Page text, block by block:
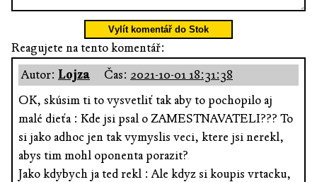
Vylít komentář do Stok
Reagujete na tento komentář:
Autor: Lojza Čas: 2021-10-01 18:31:38
OK, skúsim ti to vysvetliť tak aby to pochopilo aj
malé dieťa : Kde jsi psal o ZAMESTNAVATELI??? To
si jako adhoc jen tak vymyslis veci, ktere jsi nerekl,
abys tim mohl oponenta porazit?
Jako kdybych ja ted rekl : Ale kdyz si koupis vrtacku,